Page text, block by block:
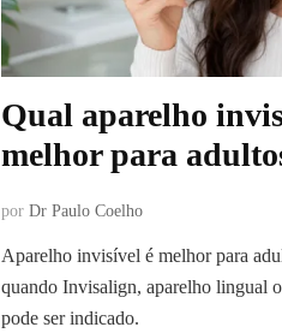
Qual aparelho
melhor para
por Dr Paulo Coelho
Aparelho invisível é melhor para
quando Invisalign, aparelho lingual
pode ser indicado.